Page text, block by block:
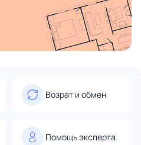
Возрат и обмен
Помощь эксперта